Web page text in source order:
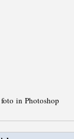
in Photoshop